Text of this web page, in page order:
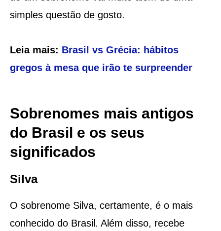
simples questão de gosto.
Leia mais: Brasil vs Grécia: hábitos
gregos à mesa que irão te surpreender
Sobrenomes mais antigos
do Brasil e os seus
significados
Silva
O sobrenome Silva, certamente, é o mais
conhecido do Brasil. Além disso, recebe